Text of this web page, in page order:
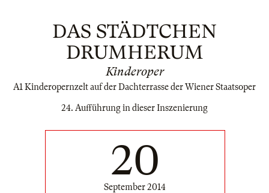
DAS STÄDTCHEN
DRUMHERUM
Kinderoper
A1 Kinderopernzelt auf der Dachterrasse der Wiener Staatsoper
24. Aufführung in dieser Inszenierung
20
September 2014